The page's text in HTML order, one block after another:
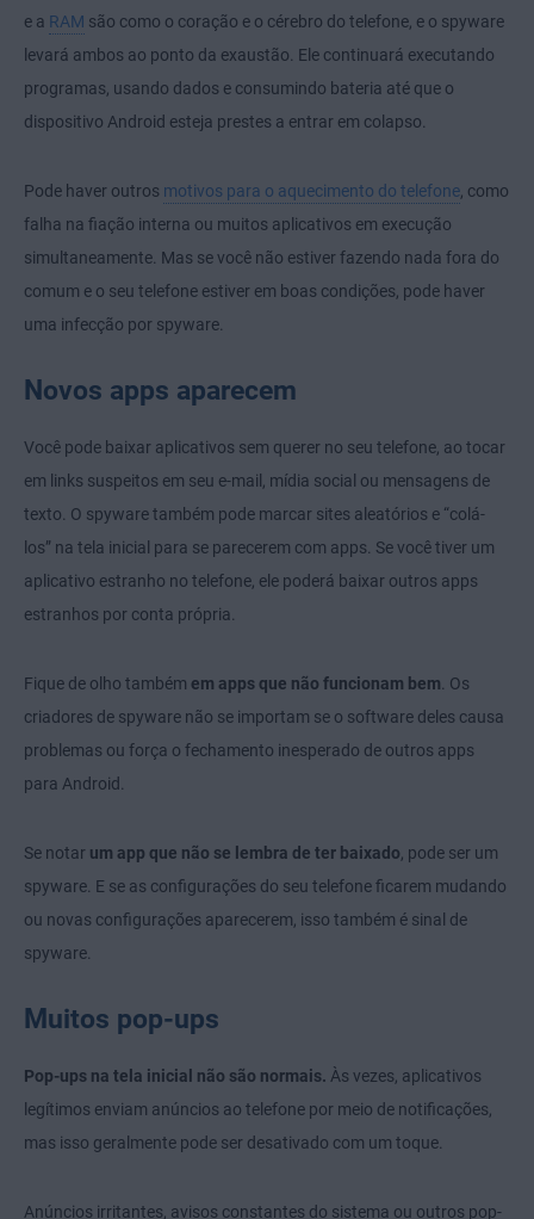
e a RAM são como o coração e o cérebro do telefone, e o spyware
levará ambos ao ponto da exaustão. Ele continuará executando
programas, usando dados e consumindo bateria até que o
dispositivo Android esteja prestes a entrar em colapso.
Pode haver outros motivos para o aquecimento do telefone, como
falha na fiação interna ou muitos aplicativos em execução
simultaneamente. Mas se você não estiver fazendo nada fora do
comum e o seu telefone estiver em boas condições, pode haver
uma infecção por spyware.
Novos apps aparecem
Você pode baixar aplicativos sem querer no seu telefone, ao tocar
em links suspeitos em seu e-mail, mídia social ou mensagens de
texto. O spyware também pode marcar sites aleatórios e “colá-
los” na tela inicial para se parecerem com apps. Se você tiver um
aplicativo estranho no telefone, ele poderá baixar outros apps
estranhos por conta própria.
Fique de olho também em apps que não funcionam bem. Os
criadores de spyware não se importam se o software deles causa
problemas ou força o fechamento inesperado de outros apps
para Android.
Se notar um app que não se lembra de ter baixado, pode ser um
spyware. E se as configurações do seu telefone ficarem mudando
ou novas configurações aparecerem, isso também é sinal de
spyware.
Muitos pop-ups
Pop-ups na tela inicial não são normais. Às vezes, aplicativos
legítimos enviam anúncios ao telefone por meio de notificações,
mas isso geralmente pode ser desativado com um toque.
Anúncios irritantes, avisos constantes do sistema ou outros pop-